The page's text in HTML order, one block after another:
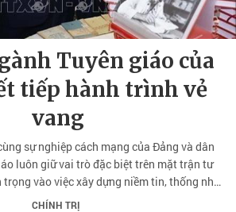
Tuyên giáo của
tiếp hành trình vẻ
vang
sự nghiệp cách mạng của Đảng và dân
luôn giữ vai trò đặc biệt trên mặt trận tư
vào việc xây dựng niềm tin, thống nhất
sức mạnh tinh thần của toàn dân tộc.
CHÍNH TRỊ